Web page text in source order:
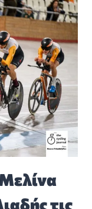
τις